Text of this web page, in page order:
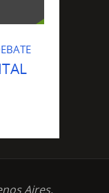
Aires,